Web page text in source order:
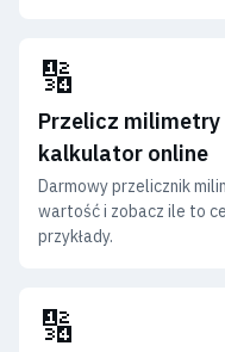
🔢
Przelicz
kalkulator online
Darmowy przelicznik
wartość i zobacz ile to
przykłady.
🔢